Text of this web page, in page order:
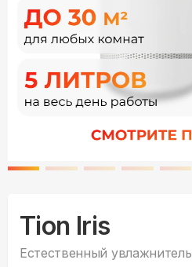
Tion Iris
Естественный увлажнитель